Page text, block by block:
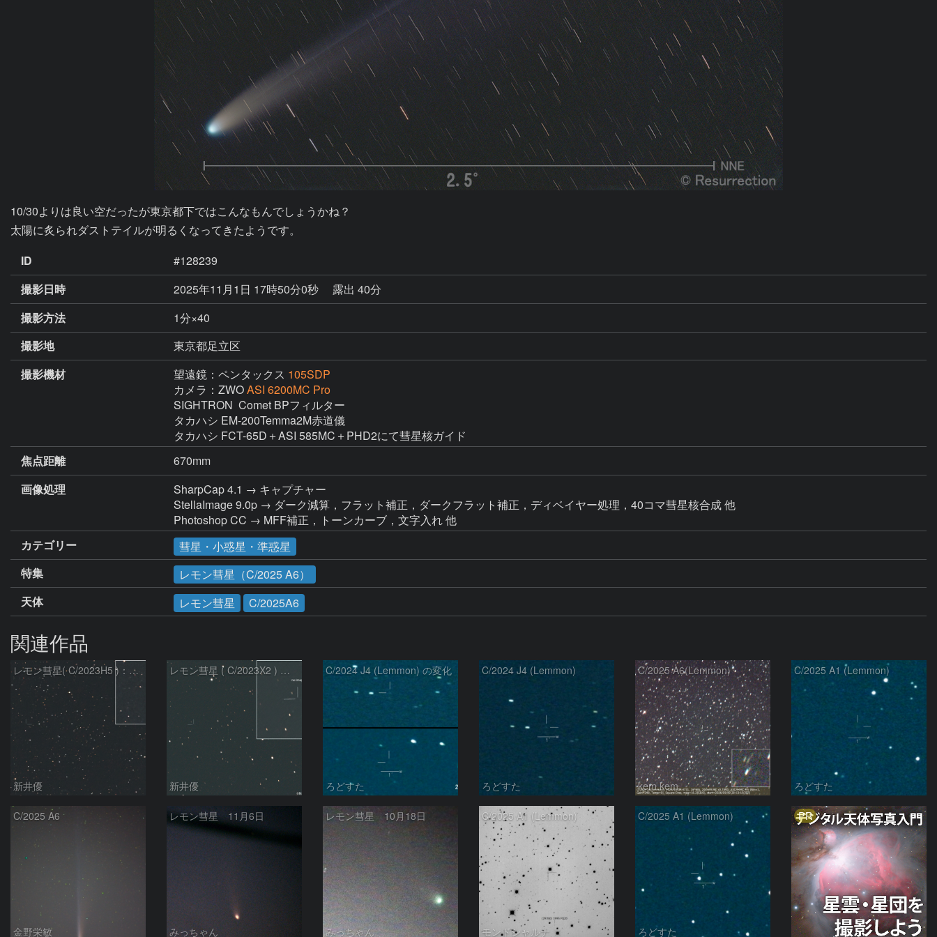
10/30よりは良い空だったが東京都下ではこんなもんでしょうかね？
太陽に炙られダストテイルが明るくなってきたようです。
ID
#128239
撮影日時
2025年11月1日 17時50分0秒
露出 40分
撮影方法
1分×40
撮影地
東京都足立区
撮影機材
望遠鏡：ペンタックス 105SDP
カメラ：ZWOASI 6200MC Pro
SIGHTRON  Comet BPフィルター
タカハシ EM-200Temma2M赤道儀
タカハシ FCT-65D＋ASI 585MC＋PHD2にて彗星核ガイド
焦点距離
670mm
画像処理
SharpCap 4.1 → キャプチャー
StellaImage 9.0p → ダーク減算，フラット補正，ダークフラット補正，ディベイヤー処理，40コマ彗星核合成 他
Photoshop CC → MFF補正，トーンカーブ，文字入れ 他
カテゴリー
彗星・小惑星・準惑星
特集
レモン彗星（C/2025 A6）
天体
レモン彗星 C/2025A6
関連作品
レモン彗星( C/2023H5 )：2026/05/20
新井優
レモン彗星 ( C/2023X2 ) の予報位置：2026/05/29
新井優
C/2024 J4 (Lemmon) の変化
ろどすた
C/2024 J4 (Lemmon)
ろどすた
C/2025 A6(Lemmon)
kem.kem
C/2025 A1 (Lemmon)
ろどすた
C/2025 A6
金野栄敏
レモン彗星 11月6日
みっちゃん
レモン彗星 10月18日
みっちゃん
C/2025 A1 (Lemmon)
モンドシャルナ
C/2025 A1 (Lemmon)
ろどすた
PR